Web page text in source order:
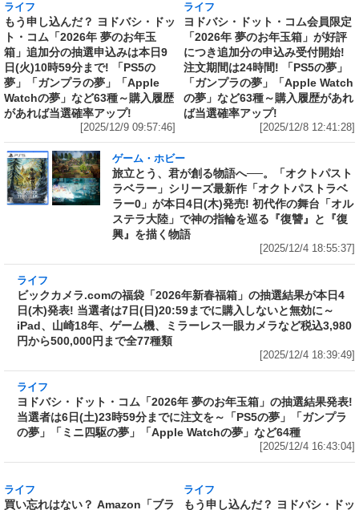
ライフ
もう申し込んだ？ ヨドバシ・ドッ
ト・コム「2026年 夢のお年玉
箱」追加分の抽選申込みは本日9
日(火)10時59分まで! 「PS5の
夢」「ガンプラの夢」「Apple
Watchの夢」など63種～購入履歴
があれば当選確率アップ!
[2025/12/9 09:57:46]
ライフ
ヨドバシ・ドット・コム会員限定
「2026年 夢のお年玉箱」が好評
につき追加分の申込み受付開始!
注文期間は24時間! 「PS5の夢」
「ガンプラの夢」「Apple Watch
の夢」など63種～購入履歴があれ
ば当選確率アップ!
[2025/12/8 12:41:28]
ゲーム・ホビー
旅立とう、君が創る物語へ──。「オクトパスト
ラベラー」シリーズ最新作「オクトパストラベ
ラー0」が本日4日(木)発売! 初代作の舞台「オル
ステラ大陸」で神の指輪を巡る『復讐』と『復
興』を描く物語
[2025/12/4 18:55:37]
ビックカメラ.comの福袋「2026年新春福箱」の
抽選結果が本日4日(木)発表! 当選者は7日
(日)20:59までに購入しないと無効に～iPad、山
崎18年、ゲーム機、ミラーレス一眼カメラなど
税込3,980円から500,000円まで全77種類
[2025/12/4 18:39:49]
ライフ
ヨドバシ・ドット・コム「2026年 夢のお年玉
箱」の抽選結果発表! 当選者は6日(土)23時59分
までに注文を～「PS5の夢」「ガンプラの夢」
「ミニ四駆の夢」「Apple Watchの夢」など64